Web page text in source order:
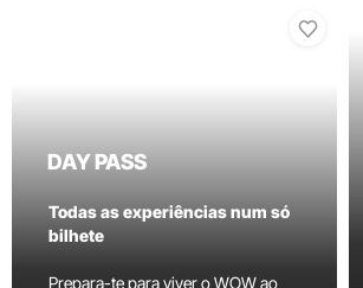
DAY PASS
Todas as experiências num só
bilhete
Prepara-te para viver o WOW ao